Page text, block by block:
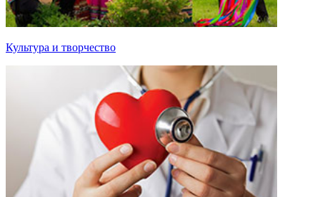
Культура и творчество